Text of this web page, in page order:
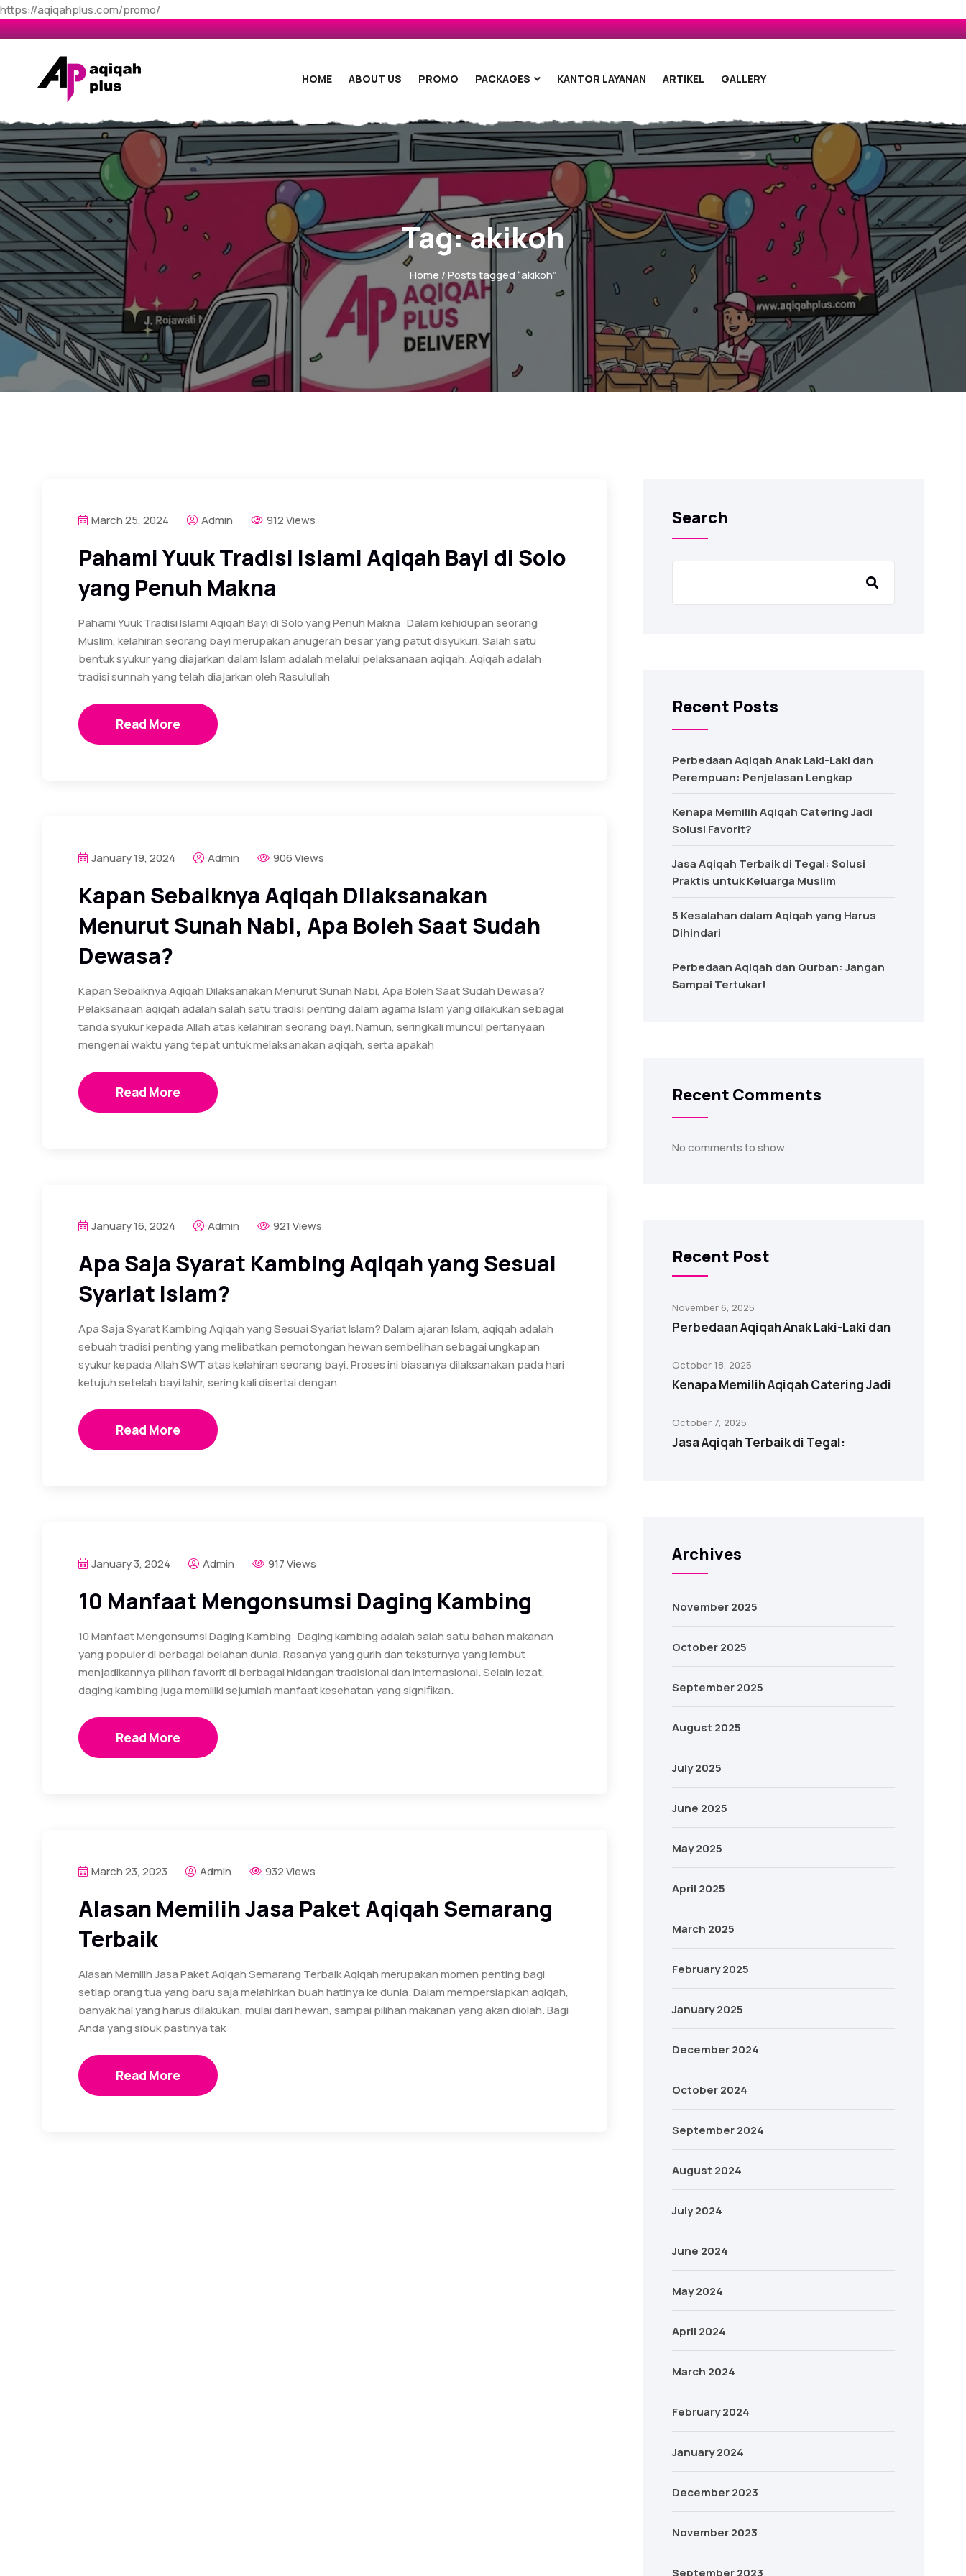
https://aqiqahplus.com/promo/
HOME ABOUT US PROMO PACKAGES KANTOR LAYANAN ARTIKEL GALLERY
Tag:akikoh
Home / Posts tagged “akikoh”
March 25, 2024 Admin 912 Views
Pahami Yuuk Tradisi Islami Aqiqah Bayi di Solo
yang Penuh Makna
Pahami Yuuk Tradisi Islami Aqiqah Bayi di Solo yang Penuh Makna Dalam kehidupan seorang
Muslim, kelahiran seorang bayi merupakan anugerah besar yang patut disyukuri. Salah satu
bentuk syukur yang diajarkan dalam Islam adalah melalui pelaksanaan aqiqah. Aqiqah adalah
tradisi sunnah yang telah diajarkan oleh Rasulullah
Read More
January 19, 2024 Admin 906 Views
Kapan Sebaiknya Aqiqah Dilaksanakan
Menurut Sunah Nabi, Apa Boleh Saat Sudah
Dewasa?
Kapan Sebaiknya Aqiqah Dilaksanakan Menurut Sunah Nabi, Apa Boleh Saat Sudah Dewasa?
Pelaksanaan aqiqah adalah salah satu tradisi penting dalam agama Islam yang dilakukan sebagai
tanda syukur kepada Allah atas kelahiran seorang bayi. Namun, seringkali muncul pertanyaan
mengenai waktu yang tepat untuk melaksanakan aqiqah, serta apakah
Read More
January 16, 2024 Admin 921 Views
Apa Saja Syarat Kambing Aqiqah yang Sesuai
Syariat Islam?
Apa Saja Syarat Kambing Aqiqah yang Sesuai Syariat Islam? Dalam ajaran Islam, aqiqah adalah
sebuah tradisi penting yang melibatkan pemotongan hewan sembelihan sebagai ungkapan
syukur kepada Allah SWT atas kelahiran seorang bayi. Proses ini biasanya dilaksanakan pada hari
ketujuh setelah bayi lahir, sering kali disertai dengan
Read More
January 3, 2024 Admin 917 Views
10 Manfaat Mengonsumsi Daging Kambing
10 Manfaat Mengonsumsi Daging Kambing Daging kambing adalah salah satu bahan makanan
yang populer di berbagai belahan dunia. Rasanya yang gurih dan teksturnya yang lembut
menjadikannya pilihan favorit di berbagai hidangan tradisional dan internasional. Selain lezat,
daging kambing juga memiliki sejumlah manfaat kesehatan yang signifikan.
Read More
March 23, 2023 Admin 932 Views
Alasan Memilih Jasa Paket Aqiqah Semarang
Terbaik
Alasan Memilih Jasa Paket Aqiqah Semarang Terbaik Aqiqah merupakan momen penting bagi
setiap orang tua yang baru saja melahirkan buah hatinya ke dunia. Dalam mempersiapkan aqiqah,
banyak hal yang harus dilakukan, mulai dari hewan, sampai pilihan makanan yang akan diolah. Bagi
Anda yang sibuk pastinya tak
Read More
Search
Recent Posts
Perbedaan Aqiqah Anak Laki-Laki dan
Perempuan: Penjelasan Lengkap
Kenapa Memilih Aqiqah Catering Jadi
Solusi Favorit?
Jasa Aqiqah Terbaik di Tegal: Solusi
Praktis untuk Keluarga Muslim
5 Kesalahan dalam Aqiqah yang Harus
Dihindari
Perbedaan Aqiqah dan Qurban: Jangan
Sampai Tertukar!
Recent Comments
No comments to show.
Recent Post
November 6, 2025
Perbedaan Aqiqah Anak Laki-Laki dan
October 18, 2025
Kenapa Memilih Aqiqah Catering Jadi
October 7, 2025
Jasa Aqiqah Terbaik di Tegal:
Archives
November 2025
October 2025
September 2025
August 2025
July 2025
June 2025
May 2025
April 2025
March 2025
February 2025
January 2025
December 2024
October 2024
September 2024
August 2024
July 2024
June 2024
May 2024
April 2024
March 2024
February 2024
January 2024
December 2023
November 2023
September 2023